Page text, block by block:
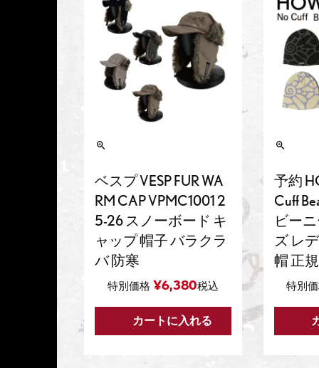
ベスプ VESP FUR WA
RM CAP VPMC1001 2
5-26 スノーボード キ
ャップ 帽子 バラクラ
バ 防寒
特別価格 ¥6,380税込
カートに入れる
予約
Cuff
ビー
ズ レ
帽 正
特別